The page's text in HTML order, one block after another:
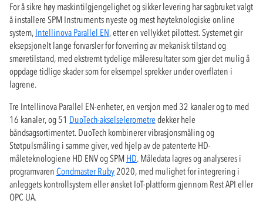
For å sikre høy maskintilgjengelighet og sikker levering har sagbruket valgt
å installere SPM Instruments nyeste og mest høyteknologiske online
system, Intellinova Parallel EN, etter en vellykket pilottest. Systemet gir
eksepsjonelt lange forvarsler for forverring av mekanisk tilstand og
smøretilstand, med ekstremt tydelige måleresultater som gjør det mulig å
oppdage tidlige skader som for eksempel sprekker under overflaten i
lagrene.
Tre Intellinova Parallel EN-enheter, en versjon med 32 kanaler og to med
16 kanaler, og 51 DuoTech-akselselerometre dekker hele
båndsagsortimentet. DuoTech kombinerer vibrasjonsmåling og
Støtpulsmåling i samme giver, ved hjelp av de patenterte HD-
måleteknologiene HD ENV og SPM HD. Måledata lagres og analyseres i
programvaren Condmaster Ruby2020, med mulighet for integrering i
anleggets kontrollsystem eller ønsket IoT-plattform gjennom Rest API eller
OPC UA.